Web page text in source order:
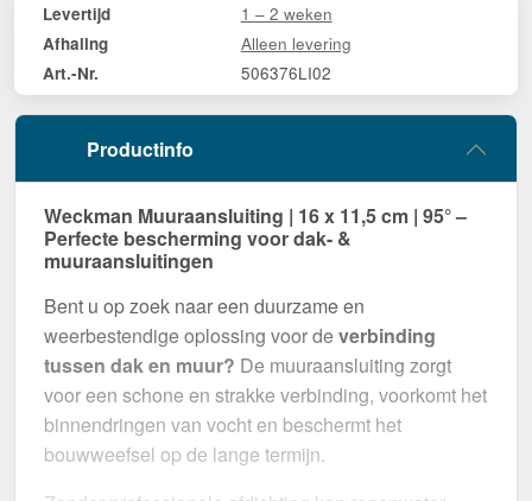
Levertijd 1 – 2 weken
Afhaling Alleen levering
Art.-Nr. 506376LI02
Productinfo
Weckman Muuraansluiting | 16 x 11,5 cm | 95° –
Perfecte bescherming voor dak- &
muuraansluitingen
Bent u op zoek naar een duurzame en
weerbestendige oplossing voor deverbinding
tussen dak en muur? De muuraansluiting zorgt
voor een schone en strakke verbinding, voorkomt het
binnendringen van vocht en beschermt het
bouwweefsel op de lange termijn.